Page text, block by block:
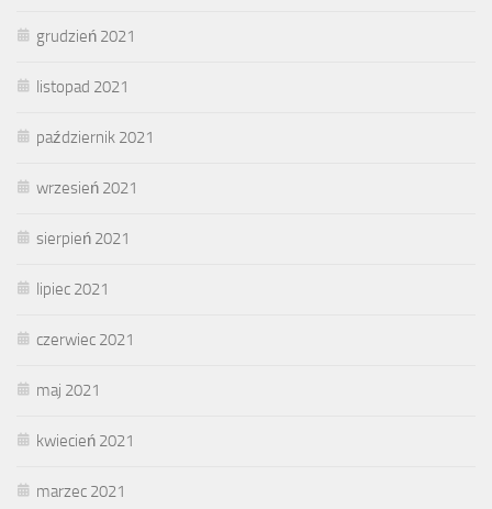
grudzień 2021
listopad 2021
październik 2021
wrzesień 2021
sierpień 2021
lipiec 2021
czerwiec 2021
maj 2021
kwiecień 2021
marzec 2021